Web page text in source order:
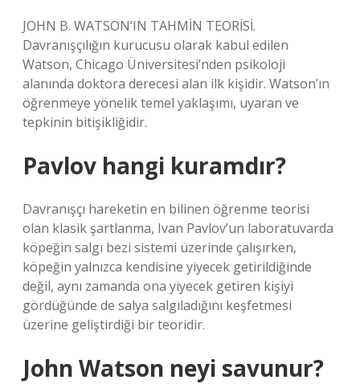
JOHN B. WATSON’IN TAHMİN TEORİSİ.
Davranışçılığın kurucusu olarak kabul edilen
Watson, Chicago Üniversitesi’nden psikoloji
alanında doktora derecesi alan ilk kişidir. Watson’ın
öğrenmeye yönelik temel yaklaşımı, uyaran ve
tepkinin bitişikliğidir.
Pavlov hangi kuramdır?
Davranışçı hareketin en bilinen öğrenme teorisi
olan klasik şartlanma, Ivan Pavlov’un laboratuvarda
köpeğin salgı bezi sistemi üzerinde çalışırken,
köpeğin yalnızca kendisine yiyecek getirildiğinde
değil, aynı zamanda ona yiyecek getiren kişiyi
gördüğünde de salya salgıladığını keşfetmesi
üzerine geliştirdiği bir teoridir.
John Watson neyi savunur?